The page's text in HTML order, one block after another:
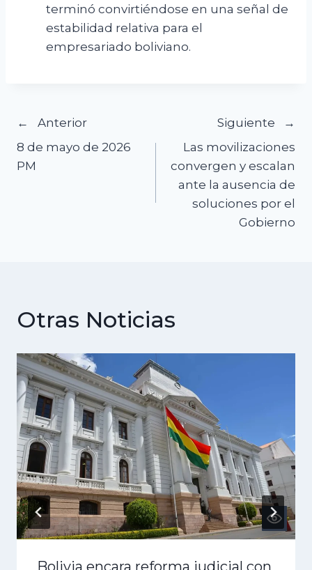
terminó convirtiéndose en una señal de
estabilidad relativa para el
empresariado boliviano.
Navegación
de
Anterior
8 de mayo de 2026
PM
Siguiente
Las movilizaciones
convergen y escalan
ante la ausencia de
soluciones por el
Gobierno
Otras Noticias
Bolivia encara reforma judicial con